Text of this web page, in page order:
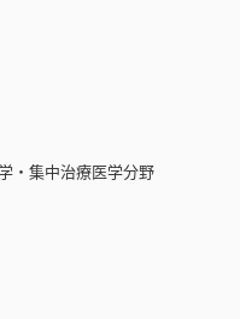
・集中治療医学分野